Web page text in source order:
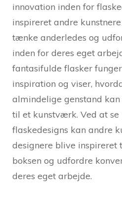
innovation inden for
inspireret andre
tænke anderledes og
inden for deres eget
fantasifulde flasker
inspiration og viser,
almindelige genstand
til et kunstværk. Ved at se
flaskedesigns kan andre
designere blive
boksen og udfordre
deres eget arbejde.